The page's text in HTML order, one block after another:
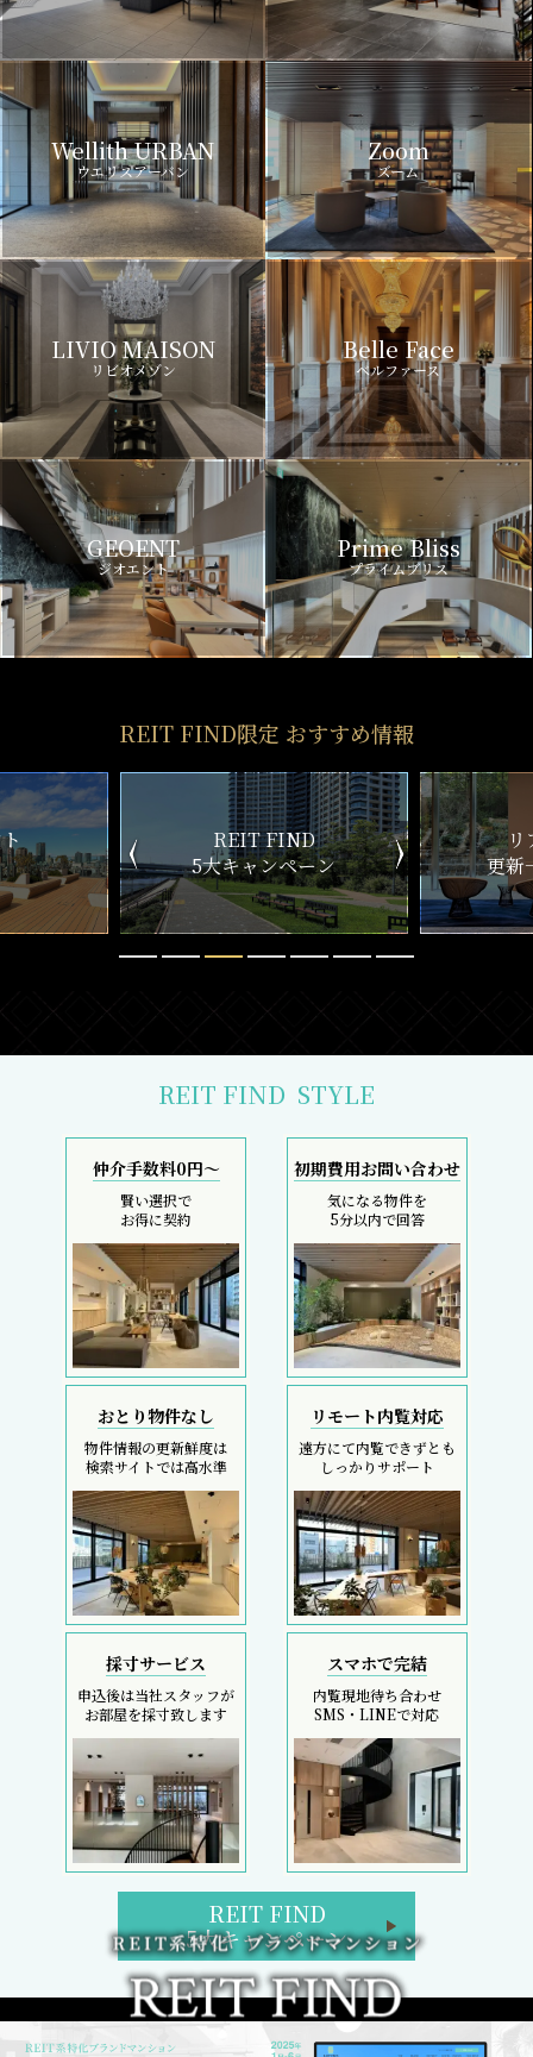
Wellith URBAN
ウエリスアーバン
Zoom
ズーム
LIVIO MAISON
リビオメゾン
Belle Face
ベルファース
GEOENT
ジオエント
Prime Bliss
プライムブリス
REIT FIND限定 おすすめ情報
ン
リアルタイム
更新一覧チェック
新
REIT FIND STYLE
仲介手数料0円～
賢い選択で
お得に契約
初期費用お問い合わせ
気になる物件を
5分以内で回答
おとり物件なし
物件情報の更新鮮度は
検索サイトでは高水準
リモート内覧対応
遠方にて内覧できずとも
しっかりサポート
採寸サービス
申込後は当社スタッフが
お部屋を採寸致します
スマホで完結
内覧現地待ち合わせ
SMS・LINEで対応
REIT FIND
5大キャンペーン